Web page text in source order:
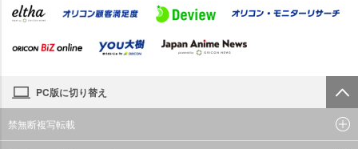
PC版に切り替え
禁無断複写転載